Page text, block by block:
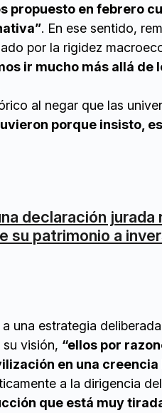
propuesto en febrero
. En ese sentido,
por la rigidez
ir mucho más allá de
al negar que las
porque insisto,
declaración
su patrimonio a
una estrategia
visión, “ellos por
en una
a la dirigencia
que está muy